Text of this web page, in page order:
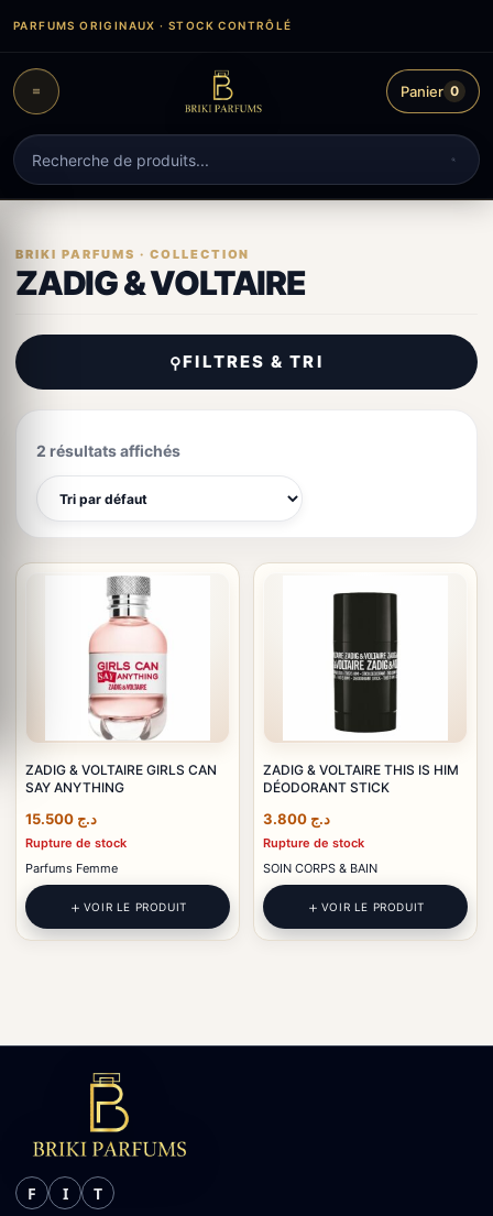
contenu
PARFUMS ORIGINAUX · STOCK CONTRÔLÉ
Recherche
de
produits
Panier 0
ZADIG & VOLTAIRE
⚲FILTRES & TRI
2 résultats affichés
ZADIG & VOLTAIRE GIRLS CAN
SAY ANYTHING
د.ج
Rupture de stock
Parfums Femme
VOIR LE PRODUIT
ZADIG & VOLTAIRE THIS IS HIM
DÉODORANT STICK
د.ج
Rupture de stock
SOIN CORPS & BAIN
VOIR LE PRODUIT
F I T